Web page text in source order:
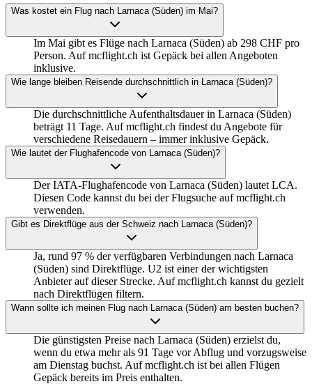
Was kostet ein Flug nach Larnaca (Süden) im Mai?
Im Mai gibt es Flüge nach Larnaca (Süden) ab 298 CHF pro
Person. Auf mcflight.ch ist Gepäck bei allen Angeboten
inklusive.
Wie lange bleiben Reisende durchschnittlich in Larnaca (Süden)?
Die durchschnittliche Aufenthaltsdauer in Larnaca (Süden)
beträgt 11 Tage. Auf mcflight.ch findest du Angebote für
verschiedene Reisedauern – immer inklusive Gepäck.
Wie lautet der Flughafencode von Larnaca (Süden)?
Der IATA-Flughafencode von Larnaca (Süden) lautet LCA.
Diesen Code kannst du bei der Flugsuche auf mcflight.ch
verwenden.
Gibt es Direktflüge aus der Schweiz nach Larnaca (Süden)?
Ja, rund 97 % der verfügbaren Verbindungen nach Larnaca
(Süden) sind Direktflüge. U2 ist einer der wichtigsten
Anbieter auf dieser Strecke. Auf mcflight.ch kannst du gezielt
nach Direktflügen filtern.
Wann sollte ich meinen Flug nach Larnaca (Süden) am besten buchen?
Die günstigsten Preise nach Larnaca (Süden) erzielst du,
wenn du etwa mehr als 91 Tage vor Abflug und vorzugsweise
am Dienstag buchst. Auf mcflight.ch ist bei allen Flügen
Gepäck bereits im Preis enthalten.